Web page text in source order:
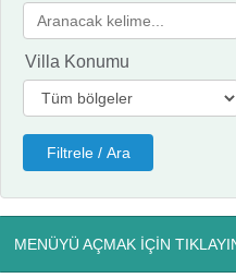
Villa Konumu
MENÜYÜ AÇMAK İÇİN